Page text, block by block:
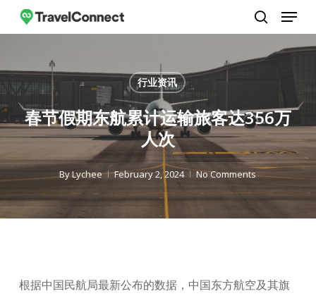
Skip
content
search
Menu
行业资讯
春节假期东航累计运输旅客达356万
人次
ByLychee February 2, 2024 No Comments
根据中国民航局最新公布的数据，中国东方航空及其旗
Close